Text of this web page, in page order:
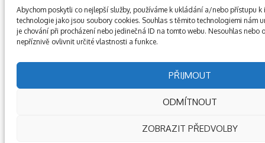
Abychom poskytli co nejlepší služby, používáme k ukládání a/nebo přístupu
technologie jako jsou soubory cookies. Souhlas s těmito technologiemi nám
je chování při procházení nebo jedinečná ID na tomto webu. Nesouhlas nebo
nepříznivě ovlivnit určité vlastnosti a funkce.
PŘIJMOUT
ODMÍTNOUT
ZOBRAZIT PŘEDVOLBY